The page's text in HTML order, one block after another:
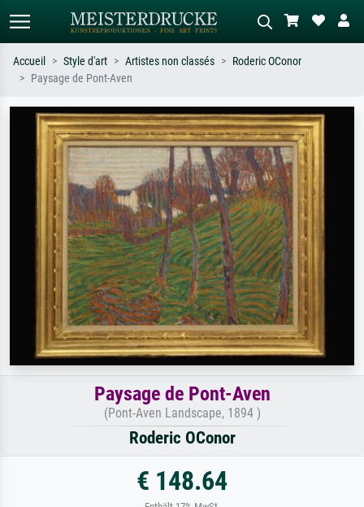
Recherchez par artiste, titre ou style –
ex. Monet, Nuit étoilée,
impressionnisme, vague de Hokusai,
Décrivez la scène – ex. prairie verte,
abstrait avec beaucoup de rouge,
tableau sombre, nu debout près d'un
arbre.
Accueil Style d'art Artistes non classés
Roderic OConor
Paysage de Pont-Aven
Paysage de Pont-Aven
(Pont-Aven Landscape, 1894 )
Roderic OConor
€ 148.64